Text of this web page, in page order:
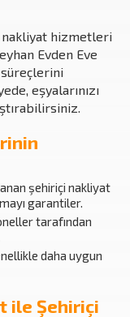
nakliyat hizmetleri
Evden Eve
eşyalarınızı
şehiriçi nakliyat
garantiler.
tarafından
daha uygun
ile Şehiriçi